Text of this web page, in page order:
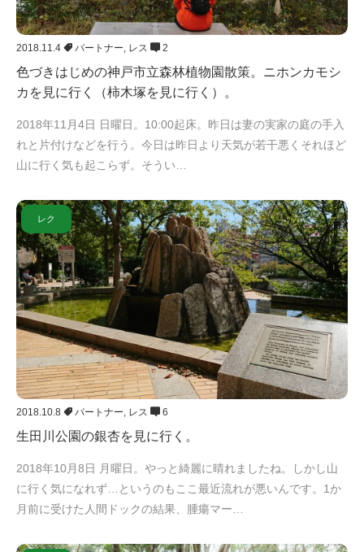
2018.11.4 パートナー, レス 2
色づきはじめの神戸市立森林植物園散策。ニホンカモシ
カを見に行く（柿木塚を見に行く）。
2018年11月4日 日曜日。10:00起床。昨日は妻の実家の庭の手入
れと片付けなどを行う。今日は昨日より天気が若干悪くそれほど
山に行く気も起こらず。そうい…
レク
2018.10.8 パートナー, レス 6
生田川公園の銀杏を見に行く。
2018年10月8日 月曜日。やっと綺麗に晴れましたね。しかし山
に行く気になれず…というのもここ最近流れが悪いんです。1か
月前に受けた人間ドックの結果、腫瘍マー…